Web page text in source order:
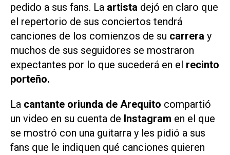
pedido a sus fans. La artista dejó en claro que
el repertorio de sus conciertos tendrá
canciones de los comienzos de su carrera y
muchos de sus seguidores se mostraron
expectantes por lo que sucederá en el recinto
porteño.
La cantante oriunda de Arequito compartió
un video en su cuenta de Instagram en el que
se mostró con una guitarra y les pidió a sus
fans que le indiquen qué canciones quieren